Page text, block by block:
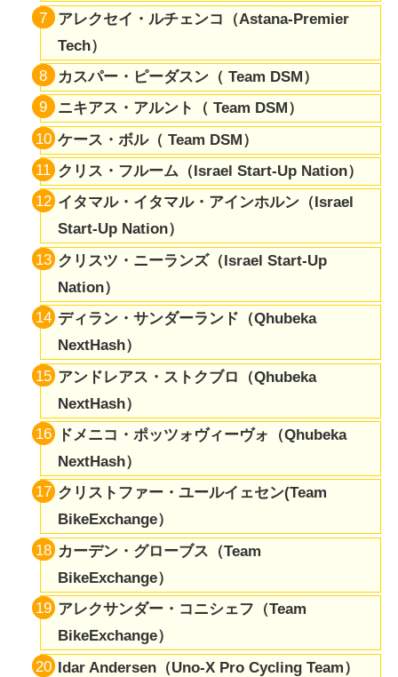
アレクセイ・ルチェンコ（Astana-Premier
Tech）
カスパー・ピーダスン（ Team DSM）
ニキアス・アルント（ Team DSM）
ケース・ボル（ Team DSM）
クリス・フルーム（Israel Start-Up Nation）
イタマル・イタマル・アインホルン（Israel
Start-Up Nation）
クリスツ・ニーランズ（Israel Start-Up
Nation）
ディラン・サンダーランド（Qhubeka
NextHash）
アンドレアス・ストクブロ（Qhubeka
NextHash）
ドメニコ・ポッツォヴィーヴォ（Qhubeka
NextHash）
クリストファー・ユールイェセン(Team
BikeExchange）
カーデン・グローブス（Team
BikeExchange）
アレクサンダー・コニシェフ（Team
BikeExchange）
Idar Andersen（Uno-X Pro Cycling Team）